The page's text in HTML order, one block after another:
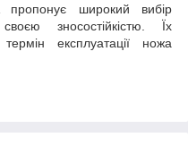
пропонує широкий вибір
зносостійкістю. Їх
експлуатації ножа